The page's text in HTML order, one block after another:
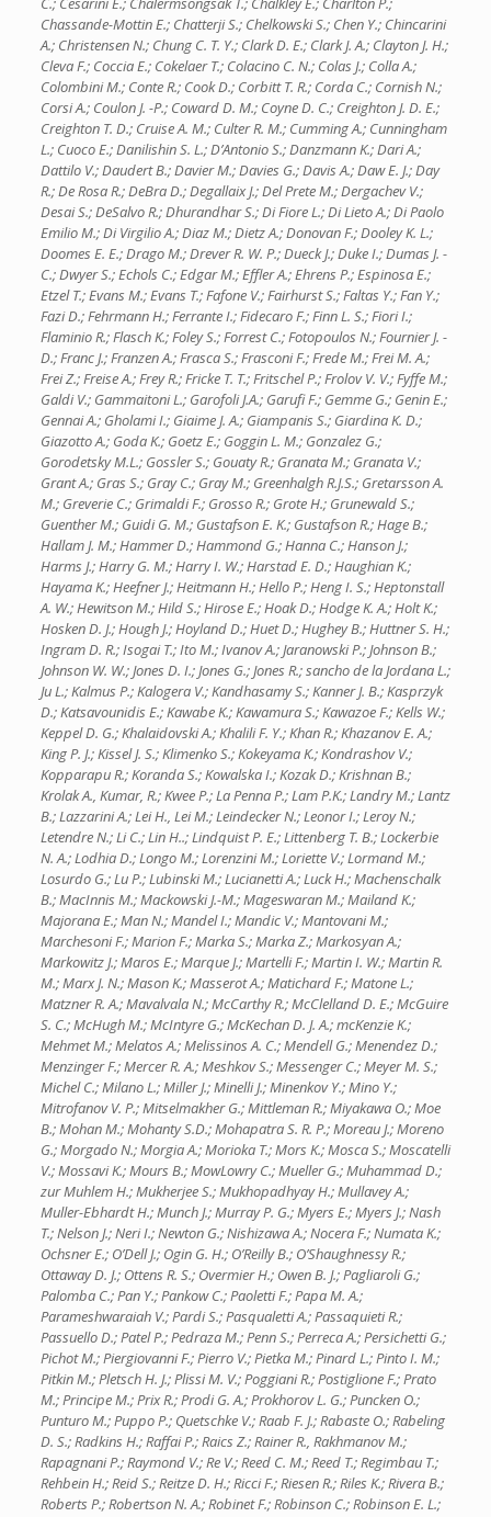
Chassande-Mottin E.; Chatterji S.; Chelkowski S.; Chen Y.; Chincarini
A.; Christensen N.; Chung C. T. Y.; Clark D. E.; Clark J. A.; Clayton J. H.;
Cleva F.; Coccia E.; Cokelaer T.; Colacino C. N.; Colas J.; Colla A.;
Colombini M.; Conte R.; Cook D.; Corbitt T. R.; Corda C.; Cornish N.;
Corsi A.; Coulon J. -P.; Coward D. M.; Coyne D. C.; Creighton J. D. E.;
Creighton T. D.; Cruise A. M.; Culter R. M.; Cumming A.; Cunningham
L.; Cuoco E.; Danilishin S. L.; D’Antonio S.; Danzmann K.; Dari A.;
Dattilo V.; Daudert B.; Davier M.; Davies G.; Davis A.; Daw E. J.; Day
R.; De Rosa R.; DeBra D.; Degallaix J.; Del Prete M.; Dergachev V.;
Desai S.; DeSalvo R.; Dhurandhar S.; Di Fiore L.; Di Lieto A.; Di Paolo
Emilio M.; Di Virgilio A.; Diaz M.; Dietz A.; Donovan F.; Dooley K. L.;
Doomes E. E.; Drago M.; Drever R. W. P.; Dueck J.; Duke I.; Dumas J. -
C.; Dwyer S.; Echols C.; Edgar M.; Effler A.; Ehrens P.; Espinosa E.;
Etzel T.; Evans M.; Evans T.; Fafone V.; Fairhurst S.; Faltas Y.; Fan Y.;
Fazi D.; Fehrmann H.; Ferrante I.; Fidecaro F.; Finn L. S.; Fiori I.;
Flaminio R.; Flasch K.; Foley S.; Forrest C.; Fotopoulos N.; Fournier J. -
D.; Franc J.; Franzen A.; Frasca S.; Frasconi F.; Frede M.; Frei M. A.;
Frei Z.; Freise A.; Frey R.; Fricke T. T.; Fritschel P.; Frolov V. V.; Fyffe M.;
Galdi V.; Gammaitoni L.; Garofoli J.A.; Garufi F.; Gemme G.; Genin E.;
Gennai A.; Gholami I.; Giaime J. A.; Giampanis S.; Giardina K. D.;
Giazotto A.; Goda K.; Goetz E.; Goggin L. M.; Gonzalez G.;
Gorodetsky M.L.; Gossler S.; Gouaty R.; Granata M.; Granata V.;
Grant A.; Gras S.; Gray C.; Gray M.; Greenhalgh R.J.S.; Gretarsson A.
M.; Greverie C.; Grimaldi F.; Grosso R.; Grote H.; Grunewald S.;
Guenther M.; Guidi G. M.; Gustafson E. K.; Gustafson R.; Hage B.;
Hallam J. M.; Hammer D.; Hammond G.; Hanna C.; Hanson J.;
Harms J.; Harry G. M.; Harry I. W.; Harstad E. D.; Haughian K.;
Hayama K.; Heefner J.; Heitmann H.; Hello P.; Heng I. S.; Heptonstall
A. W.; Hewitson M.; Hild S.; Hirose E.; Hoak D.; Hodge K. A.; Holt K.;
Hosken D. J.; Hough J.; Hoyland D.; Huet D.; Hughey B.; Huttner S. H.;
Ingram D. R.; Isogai T.; Ito M.; Ivanov A.; Jaranowski P.; Johnson B.;
Johnson W. W.; Jones D. I.; Jones G.; Jones R.; sancho de la Jordana L.;
Ju L.; Kalmus P.; Kalogera V.; Kandhasamy S.; Kanner J. B.; Kasprzyk
D.; Katsavounidis E.; Kawabe K.; Kawamura S.; Kawazoe F.; Kells W.;
Keppel D. G.; Khalaidovski A.; Khalili F. Y.; Khan R.; Khazanov E. A.;
King P. J.; Kissel J. S.; Klimenko S.; Kokeyama K.; Kondrashov V.;
Kopparapu R.; Koranda S.; Kowalska I.; Kozak D.; Krishnan B.;
Krolak A., Kumar, R.; Kwee P.; La Penna P.; Lam P.K.; Landry M.; Lantz
B.; Lazzarini A.; Lei H., Lei M.; Leindecker N.; Leonor I.; Leroy N.;
Letendre N.; Li C.; Lin H..; Lindquist P. E.; Littenberg T. B.; Lockerbie
N. A.; Lodhia D.; Longo M.; Lorenzini M.; Loriette V.; Lormand M.;
Losurdo G.; Lu P.; Lubinski M.; Lucianetti A.; Luck H.; Machenschalk
B.; MacInnis M.; Mackowski J.-M.; Mageswaran M.; Mailand K.;
Majorana E.; Man N.; Mandel I.; Mandic V.; Mantovani M.;
Marchesoni F.; Marion F.; Marka S.; Marka Z.; Markosyan A.;
Markowitz J.; Maros E.; Marque J.; Martelli F.; Martin I. W.; Martin R.
M.; Marx J. N.; Mason K.; Masserot A.; Matichard F.; Matone L.;
Matzner R. A.; Mavalvala N.; McCarthy R.; McClelland D. E.; McGuire
S. C.; McHugh M.; McIntyre G.; McKechan D. J. A.; mcKenzie K.;
Mehmet M.; Melatos A.; Melissinos A. C.; Mendell G.; Menendez D.;
Menzinger F.; Mercer R. A.; Meshkov S.; Messenger C.; Meyer M. S.;
Michel C.; Milano L.; Miller J.; Minelli J.; Minenkov Y.; Mino Y.;
Mitrofanov V. P.; Mitselmakher G.; Mittleman R.; Miyakawa O.; Moe
B.; Mohan M.; Mohanty S.D.; Mohapatra S. R. P.; Moreau J.; Moreno
G.; Morgado N.; Morgia A.; Morioka T.; Mors K.; Mosca S.; Moscatelli
V.; Mossavi K.; Mours B.; MowLowry C.; Mueller G.; Muhammad D.;
zur Muhlem H.; Mukherjee S.; Mukhopadhyay H.; Mullavey A.;
Muller-Ebhardt H.; Munch J.; Murray P. G.; Myers E.; Myers J.; Nash
T.; Nelson J.; Neri I.; Newton G.; Nishizawa A.; Nocera F.; Numata K.;
Ochsner E.; O’Dell J.; Ogin G. H.; O’Reilly B.; O’Shaughnessy R.;
Ottaway D. J.; Ottens R. S.; Overmier H.; Owen B. J.; Pagliaroli G.;
Palomba C.; Pan Y.; Pankow C.; Paoletti F.; Papa M. A.;
Parameshwaraiah V.; Pardi S.; Pasqualetti A.; Passaquieti R.;
Passuello D.; Patel P.; Pedraza M.; Penn S.; Perreca A.; Persichetti G.;
Pichot M.; Piergiovanni F.; Pierro V.; Pietka M.; Pinard L.; Pinto I. M.;
Pitkin M.; Pletsch H. J.; Plissi M. V.; Poggiani R.; Postiglione F.; Prato
M.; Principe M.; Prix R.; Prodi G. A.; Prokhorov L. G.; Puncken O.;
Punturo M.; Puppo P.; Quetschke V.; Raab F. J.; Rabaste O.; Rabeling
D. S.; Radkins H.; Raffai P.; Raics Z.; Rainer R., Rakhmanov M.;
Rapagnani P.; Raymond V.; Re V.; Reed C. M.; Reed T.; Regimbau T.;
Rehbein H.; Reid S.; Reitze D. H.; Ricci F.; Riesen R.; Riles K.; Rivera B.;
Roberts P.; Robertson N. A.; Robinet F.; Robinson C.; Robinson E. L.;